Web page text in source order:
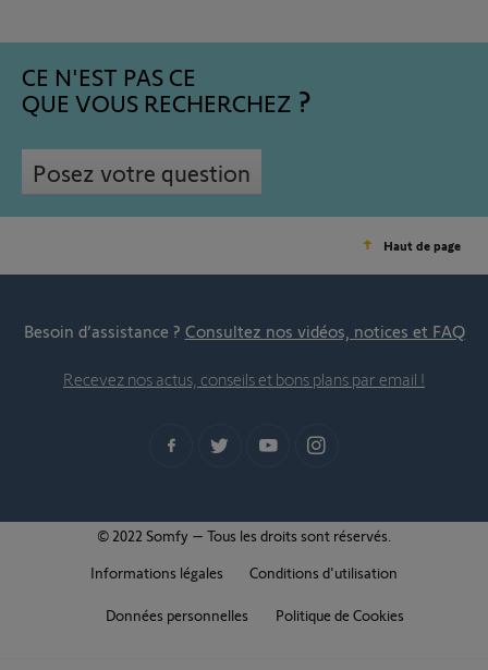
CE N'EST PAS CE
QUE VOUS RECHERCHEZ
Posez votre question
Haut de page
Besoin d’assistance ? Consultez nos vidéos, notices et FAQ
Recevez nos actus, conseils et bons plans par email !
© 2022 Somfy – Tous les droits sont réservés.
Informations légales
Conditions d'utilisation
Données personnelles Politique de Cookies